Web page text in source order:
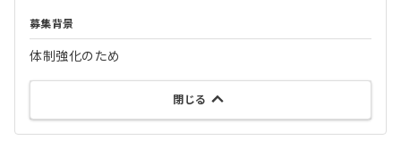
募集背景
体制強化のため
閉じる